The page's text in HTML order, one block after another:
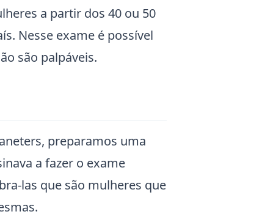
a partir dos 40 ou 50
Nesse exame é possível
são palpáveis.
preparamos uma
a fazer o exame
las que são mulheres que